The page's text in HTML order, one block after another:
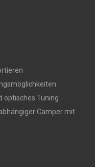
optisches Tuning
Camper mit